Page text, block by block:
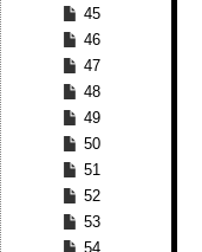
45
46
47
48
49
50
51
52
53
54